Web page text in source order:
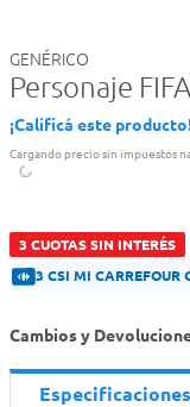
GENÉRICO
Personaje
¡Calificá este
Cargando precio sin impuestos
3 CUOTAS SIN INTERÉS
3 CSI MI CARREFOUR
Cambios y